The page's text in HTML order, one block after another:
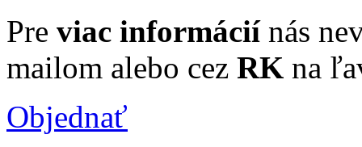
Pre viac informáciínás
mailom alebo cez RK na
Objednať